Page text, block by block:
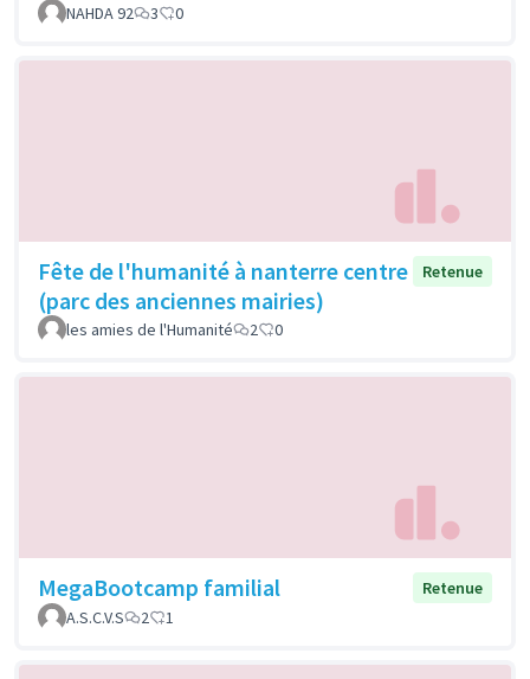
NAHDA 92 3 0
Fête de l'humanité à nanterre centre
(parc des anciennes mairies)
Retenue
les amies de l'Humanité 2 0
MegaBootcamp familial
Retenue
A.S.C.V.S
2 1